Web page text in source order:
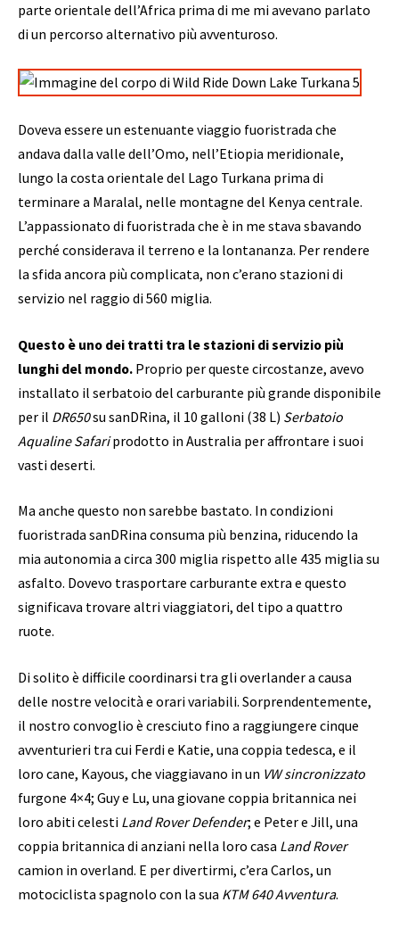
parte orientale dell’Africa prima di me mi avevano parlato
di un percorso alternativo più avventuroso.
Doveva essere un estenuante viaggio fuoristrada che
andava dalla valle dell’Omo, nell’Etiopia meridionale,
lungo la costa orientale del Lago Turkana prima di
terminare a Maralal, nelle montagne del Kenya centrale.
L’appassionato di fuoristrada che è in me stava sbavando
perché considerava il terreno e la lontananza. Per rendere
la sfida ancora più complicata, non c’erano stazioni di
servizio nel raggio di 560 miglia.
Questo è uno dei tratti tra le stazioni di servizio più
lunghi del mondo. Proprio per queste circostanze, avevo
installato il serbatoio del carburante più grande disponibile
per il DR650su sanDRina, il 10 galloni (38 L) Serbatoio
Aqualine Safariprodotto in Australia per affrontare i suoi
vasti deserti.
Ma anche questo non sarebbe bastato. In condizioni
fuoristrada sanDRina consuma più benzina, riducendo la
mia autonomia a circa 300 miglia rispetto alle 435 miglia su
asfalto. Dovevo trasportare carburante extra e questo
significava trovare altri viaggiatori, del tipo a quattro
ruote.
Di solito è difficile coordinarsi tra gli overlander a causa
delle nostre velocità e orari variabili. Sorprendentemente,
il nostro convoglio è cresciuto fino a raggiungere cinque
avventurieri tra cui Ferdi e Katie, una coppia tedesca, e il
loro cane, Kayous, che viaggiavano in un VW sincronizzato
furgone 4×4; Guy e Lu, una giovane coppia britannica nei
loro abiti celesti Land Rover Defender; e Peter e Jill, una
coppia britannica di anziani nella loro casa Land Rover
camion in overland. E per divertirmi, c’era Carlos, un
motociclista spagnolo con la sua KTM 640 Avventura.